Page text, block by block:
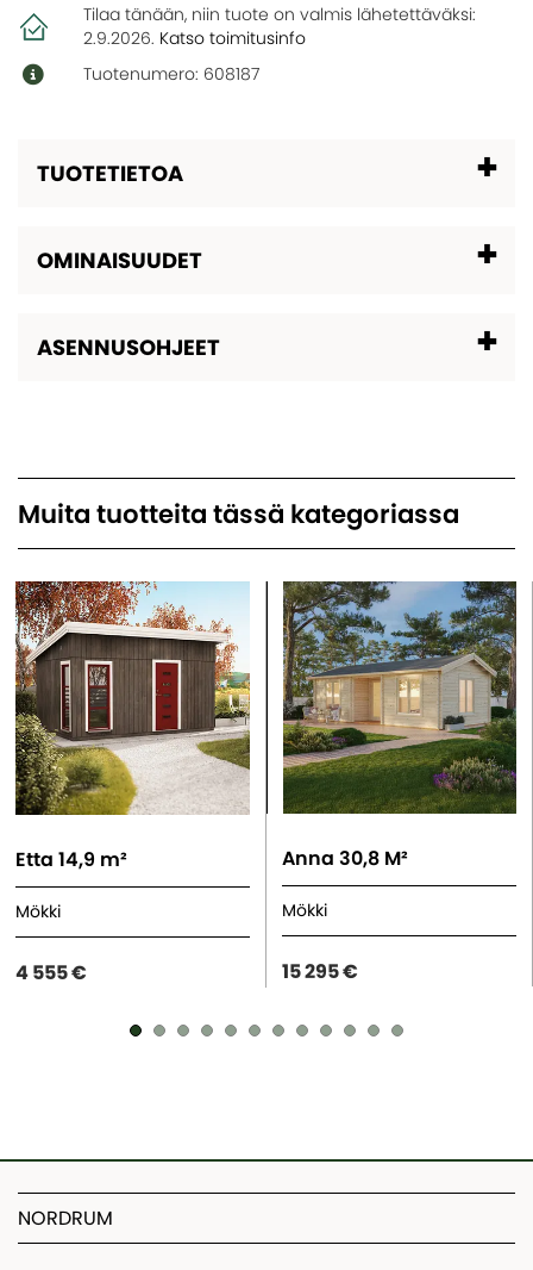
Tilaa tänään, niin tuote on valmis lähetettäväksi:
2.9.2026. Katso toimitusinfo
Tuotenumero: 608187
TUOTETIETOA
OMINAISUUDET
ASENNUSOHJEET
Muita tuotteita tässä kategoriassa
Etta 14,9 m²
Mökki
4 555 €
Anna 30,8 M²
Mökki
15 295 €
NORDRUM